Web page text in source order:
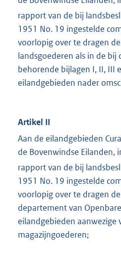
rapport van de bij
1951 No. 19 ingestelde
voorlopig over te dragen
landsgoederen als in de bij
behorende bijlagen I, II, III
eilandgebieden nader
Artikel II
Aan de eilandgebieden
de Bovenwindse Eilanden,
rapport van de bij
1951 No. 19 ingestelde
voorlopig over te dragen
departement van
eilandgebieden aanwezige
magazijngoederen;